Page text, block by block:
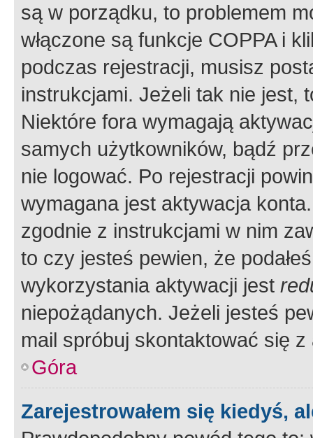
są w porządku, to problemem
włączone są funkcje COPPA i
podczas rejestracji, musisz
instrukcjami. Jeżeli tak nie jest,
Niektóre fora wymagają
samych użytkowników, bądź
nie logować. Po rejestracji
wymagana jest aktywacja
zgodnie z instrukcjami w nim
to czy jesteś pewien, że
wykorzystania aktywacji jest
niepożądanych. Jeżeli jesteś
mail spróbuj skontaktować się
Góra
Zarejestrowałem się kiedyś,